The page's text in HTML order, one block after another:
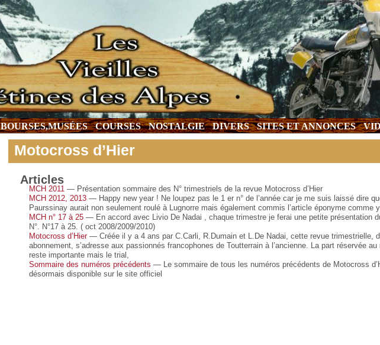
BOURSES,MUSÉES COURSES NOSTALGIE DIVERS SITES ET ANNONCES
Motocross d’Hier
Articles
MCH 2011 — Présentation sommaire des N° trimestriels de la revue Motocross d’Hier
MCH 2012, 2013 — Happy new year ! Ne loupez pas le 1 er n° de l’année car je me suis laissé dire
Paurssinay aurait non seulement roulé à Lugnorre mais également commis l’article éponyme comme
MCH n° 17 à 25 — En accord avec Livio De Nadai , chaque trimestre je ferai une petite présentation
N°. N°17 à 25. ( oct 2008/2009/2010)
Motocross d’Hier— Créée il y a 4 ans par C.Carli, R.Dumain et L.De Nadai, cette revue trimestrielle,
abonnement, s’adresse aux passionnés francophones de Toutterrain à l’ancienne. La part réservée au
reste importante mais le trial,
Sommaire des numéros précédents — Le sommaire de tous les numéros précédents de Motocross
désormais disponible sur le site officiel